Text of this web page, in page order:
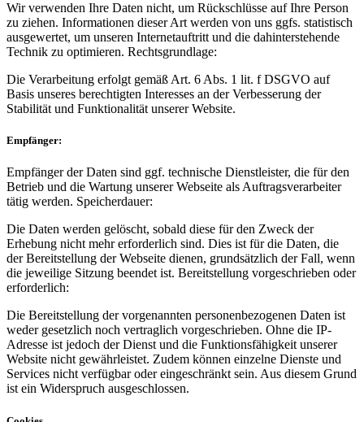
Wir verwenden Ihre Daten nicht, um Rückschlüsse auf Ihre Person
zu ziehen. Informationen dieser Art werden von uns ggfs. statistisch
ausgewertet, um unseren Internetauftritt und die dahinterstehende
Technik zu optimieren. Rechtsgrundlage:
Die Verarbeitung erfolgt gemäß Art. 6 Abs. 1 lit. f DSGVO auf
Basis unseres berechtigten Interesses an der Verbesserung der
Stabilität und Funktionalität unserer Website.
Empfänger:
Empfänger der Daten sind ggf. technische Dienstleister, die für den
Betrieb und die Wartung unserer Webseite als Auftragsverarbeiter
tätig werden. Speicherdauer:
Die Daten werden gelöscht, sobald diese für den Zweck der
Erhebung nicht mehr erforderlich sind. Dies ist für die Daten, die
der Bereitstellung der Webseite dienen, grundsätzlich der Fall, wenn
die jeweilige Sitzung beendet ist. Bereitstellung vorgeschrieben oder
erforderlich:
Die Bereitstellung der vorgenannten personenbezogenen Daten ist
weder gesetzlich noch vertraglich vorgeschrieben. Ohne die IP-
Adresse ist jedoch der Dienst und die Funktionsfähigkeit unserer
Website nicht gewährleistet. Zudem können einzelne Dienste und
Services nicht verfügbar oder eingeschränkt sein. Aus diesem Grund
ist ein Widerspruch ausgeschlossen.